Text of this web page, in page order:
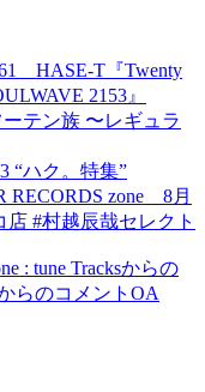
HASE-T『Twenty
2153』
ーテン族 〜レギュラ
“ハク。特集”
RECORDS zone 8月
#村越辰哉セレクト
: tune Tracksからの
らのコメントOA